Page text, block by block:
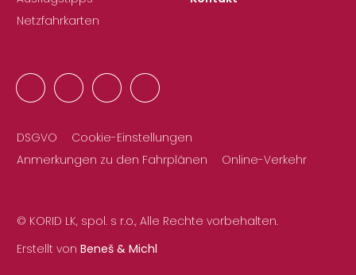
Netzfahrkarten
DSGVO
Cookie-Einstellungen
Anmerkungen zu den Fahrplänen
Online-Verkehr
© KORID LK, spol. s r.o., Alle Rechte vorbehalten.
Erstellt von Beneš & Michl